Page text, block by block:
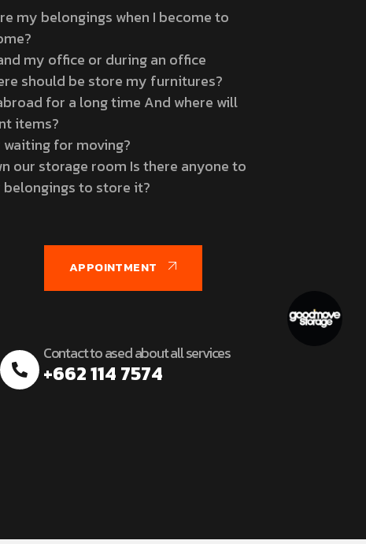
my belongings when I become to
my office or during an office
should be store my furnitures?
for a long time And where will
items?
for moving?
our storage room Is there anyone to
to store it?
APPOINTMENT
Contact to ased about all services
+662 114 7574